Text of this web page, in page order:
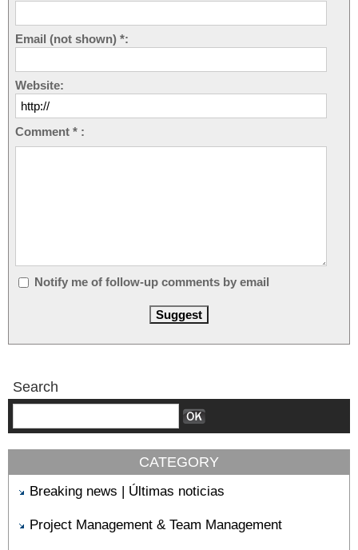
Email (not shown) *:
Website:
Comment * :
Notify me of follow-up comments by email
Search
CATEGORY
Breaking news | Últimas noticias
Project Management & Team Management